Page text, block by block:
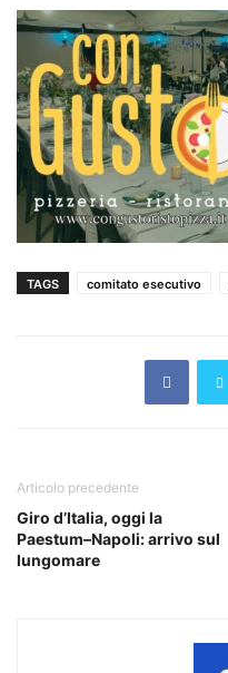
TAGS comitato esecutivo
Articolo precedente
Giro d’Italia, oggi la
Paestum–Napoli: arrivo sul
lungomare